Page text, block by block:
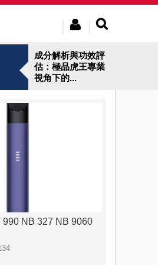
成分解析與功效評
估：極品虎王專業
視角下的...
990 NB 327 NB 9060